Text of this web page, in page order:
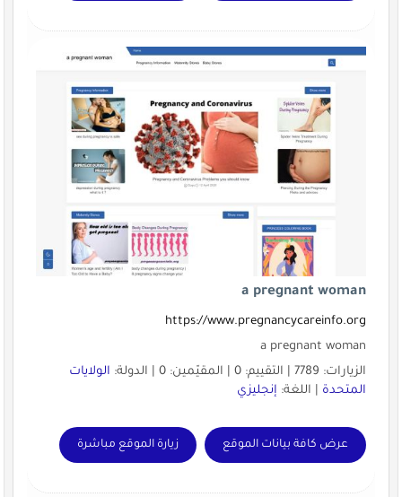
a pregnant woman
https://www.pregnancycareinfo.org
a pregnant woman
الزيارات: 7789 | التقييم: 0 | المقيّمين: 0 | الدولة:
الولايات
المتحدة| اللغة: إنجليزي
عرض كافة بيانات الموقع زيارة الموقع مباشرة